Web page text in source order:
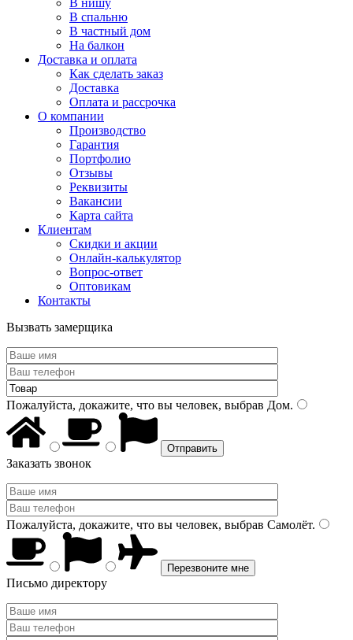
В нишу
В спальню
В частный дом
На балкон
Доставка и оплата
Как сделать заказ
Доставка
Оплата и рассрочка
О компании
Производство
Гарантия
Портфолио
Отзывы
Реквизиты
Вакансии
Карта сайта
Клиентам
Скидки и акции
Онлайн-калькулятор
Вопрос-ответ
Оптовикам
Контакты
Вызвать замерщика
Пожалуйста, докажите, что вы человек, выбрав Дом.
Заказать звонок
Пожалуйста, докажите, что вы человек, выбрав Самолёт.
Письмо директору